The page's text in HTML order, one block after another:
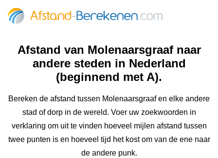
Afstand van Molenaarsgraaf naar
andere steden in Nederland
(beginnend met A).
Bereken de afstand tussen Molenaarsgraaf en elke andere
stad of dorp in de wereld. Voer uw zoekwoorden in
verklaring om uit te vinden hoeveel mijlen afstand tussen
twee punten is en hoeveel tijd het kost om van de ene naar
de andere punk.